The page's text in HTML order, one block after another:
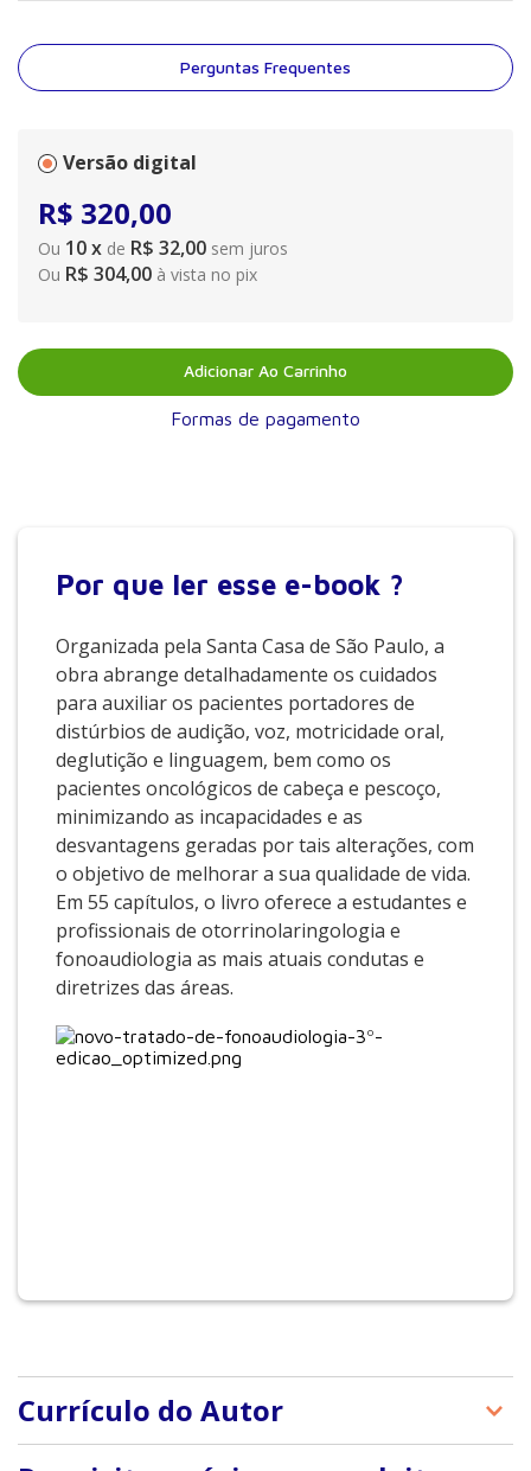
desvantagens geradas por tais alterações, com o objetivo de
melhorar a sua qualidade de vida. Em 55 capítulos, o livro
oferece a estudantes e profissionais de otorrinolaringologia e
Perguntas Frequentes
Versão digital
R$ 320,00
Ou 10x de R$ 32,00 sem juros
Ou R$ 304,00 à vista no pix
Adicionar Ao Carrinho
Formas de pagamento
Por que ler esse e-book ?
Organizada pela Santa Casa de São Paulo, a
obra abrange detalhadamente os cuidados
para auxiliar os pacientes portadores de
distúrbios de audição, voz, motricidade oral,
deglutição e linguagem, bem como os
pacientes oncológicos de cabeça e pescoço,
minimizando as incapacidades e as
desvantagens geradas por tais alterações, com
o objetivo de melhorar a sua qualidade de vida.
Em 55 capítulos, o livro oferece a estudantes e
profissionais de otorrinolaringologia e
fonoaudiologia as mais atuais condutas e
diretrizes das áreas.
Currículo do Autor
Sobre o editor: